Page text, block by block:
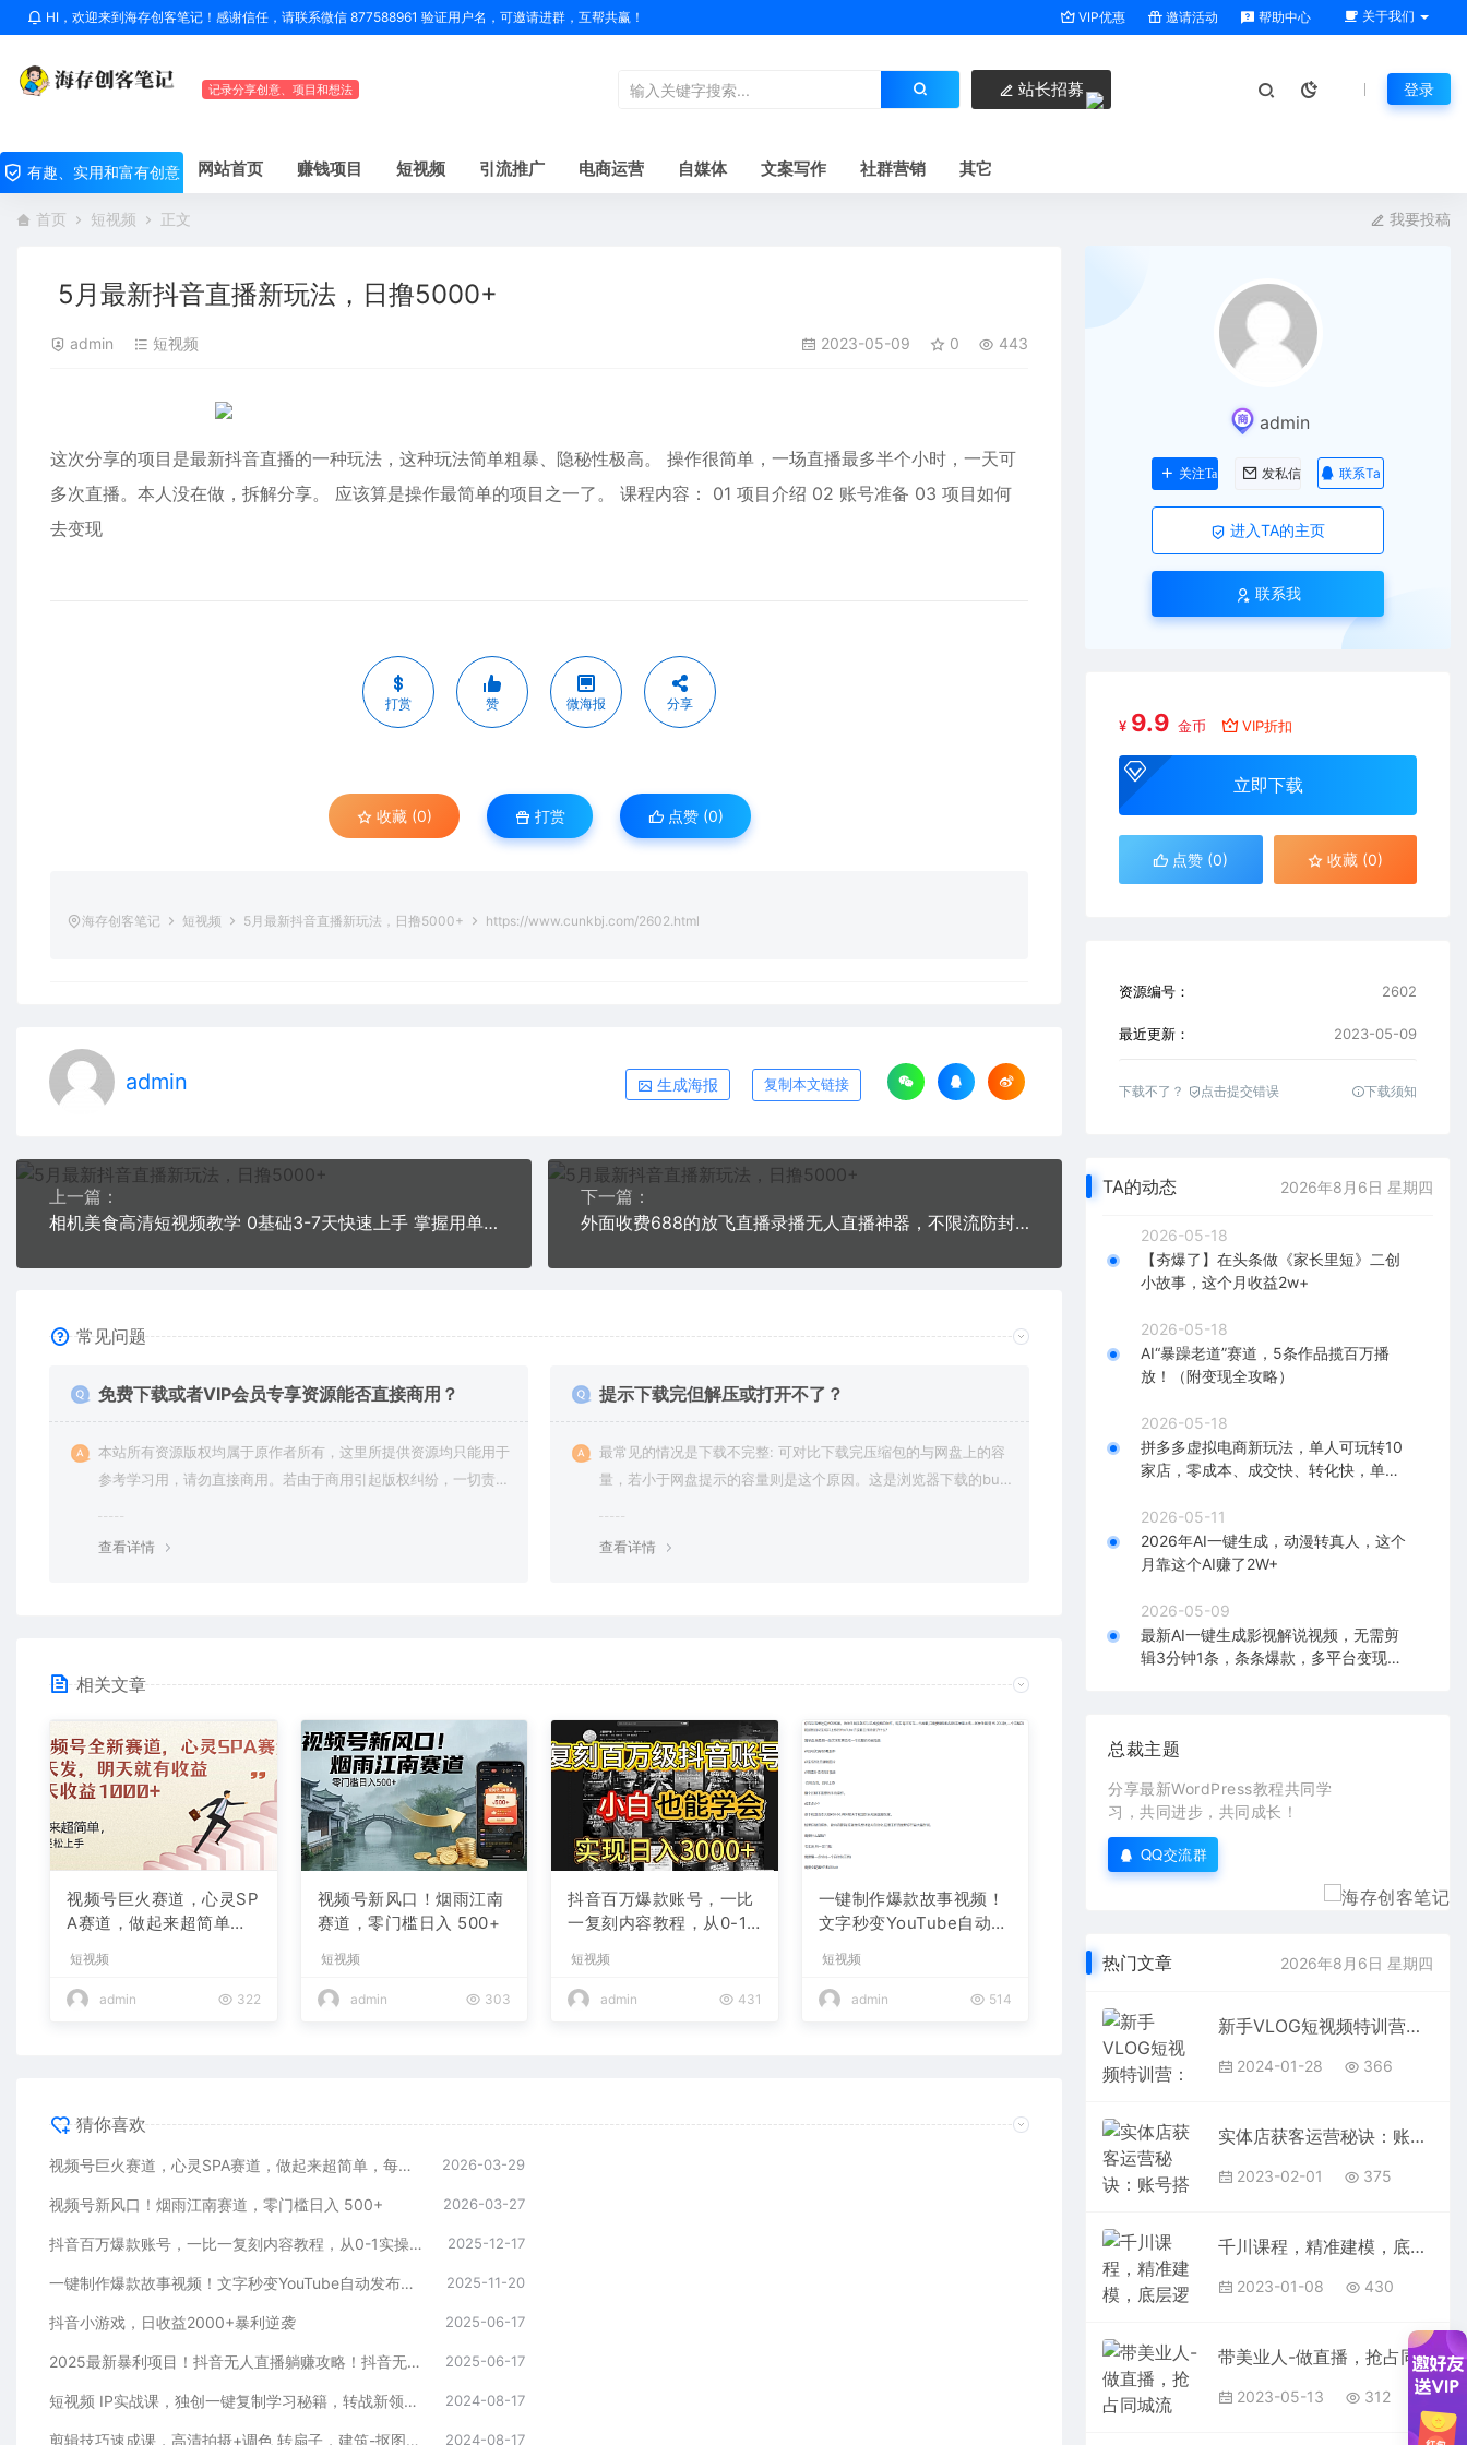
HI，欢迎来到海存创客笔记！感谢信任，请联系微信 877588961 验证用户名，可邀请进群，互帮共赢！ VIP优惠 邀请活动 帮助中心 关于我们
记录分享创意、项目和想法 站长招募 登录
有趣、实用和富有创意 网站首页 赚钱项目 短视频 引流推广 电商运营 自媒体 文案写作 社群营销 其它
首页 短视频 正文 我要投稿
5月最新抖音直播新玩法，日撸5000+
admin 短视频 2023-05-09 0 443
这次分享的项目是最新抖音直播的一种玩法，这种玩法简单粗暴、隐秘性极高。 操作很简单，一场直播最多半个小时，一天可
多次直播。本人没在做，拆解分享。 应该算是操作最简单的项目之一了。 课程内容： 01 项目介绍 02 账号准备 03 项目如何
去变现
打赏 赞 微海报 分享
收藏 (0) 打赏 点赞 (0)
海存创客笔记 短视频 5月最新抖音直播新玩法，日撸5000+ https://www.cunkbj.com/2602.html
admin 生成海报 复制本文链接
上一篇：
相机美食高清短视频教学 0基础3-7天快速上手 掌握用单反或者微单拍摄美食
下一篇：
外面收费688的放飞直播录播无人直播神器，不限流防封号支持多平台直播软件
常见问题
免费下载或者VIP会员专享资源能否直接商用？
本站所有资源版权均属于原作者所有，这里所提供资源均只能用于
参考学习用，请勿直接商用。若由于商用引起版权纠纷，一切责任
查看详情
提示下载完但解压或打开不了？
最常见的情况是下载不完整: 可对比下载完压缩包的与网盘上的容
量，若小于网盘提示的容量则是这个原因。这是浏览器下载的bu
查看详情
相关文章
视频号巨火赛道，心灵SP
A赛道，做起来超简单，
短视频
admin 322
视频号新风口！烟雨江南
赛道，零门槛日入 500+
短视频
admin 303
抖音百万爆款账号，一比
一复刻内容教程，从0-1
复制爆款，月入10w+
短视频
admin 431
一键制作爆款故事视频！
文字秒变YouTube自动发
短视频
admin 514
猜你喜欢
视频号巨火赛道，心灵SPA赛道，做起来超简单，每天收益800+ 2026-03-29
视频号新风口！烟雨江南赛道，零门槛日入 500+ 2026-03-27
抖音百万爆款账号，一比一复刻内容教程，从0-1实操课，小白也能学会，复制爆款，月入10w+ 2025-12-17
一键制作爆款故事视频！文字秒变YouTube自动发布的傻瓜式教程 2025-11-20
抖音小游戏，日收益2000+暴利逆袭 2025-06-17
2025最新暴利项目！抖音无人直播躺赚攻略！抖音无人直播3.0玩法！0门槛… 2025-06-17
短视频 IP实战课，独创一键复制学习秘籍，转战新领域，月赚五万轻松行 2024-08-17
剪辑技巧速成课，高清拍摄+调色 转扇子，建筑-抠图精通，新手秒变剪辑专家 2024-08-17
admin
关注Ta 发私信 联系Ta
进入TA的主页
联系我
¥ 9.9 金币 VIP折扣
立即下载
点赞 (0) 收藏 (0)
资源编号： 2602
最近更新： 2023-05-09
下载不了？ 点击提交错误 下载须知
TA的动态 2026年8月6日 星期四
2026-05-18
【夯爆了】在头条做《家长里短》二创
小故事，这个月收益2w+
2026-05-18
AI“暴躁老道”赛道，5条作品揽百万播
放！（附变现全攻略）
2026-05-18
拼多多虚拟电商新玩法，单人可玩转10
家店，零成本、成交快、转化快，单店
2026-05-11
2026年AI一键生成，动漫转真人，这个
月靠这个AI赚了2W+
2026-05-09
最新AI一键生成影视解说视频，无需剪
辑3分钟1条，条条爆款，多平台变现日
总裁主题
分享最新WordPress教程共同学
习，共同进步，共同成长！
QQ交流群
热门文章 2026年8月6日 星期四
新手VLOG短视频特训营：学会带货、好物、直播、中视频、赚Q方法（16节课）
2024-01-28 366
实体店获客运营秘诀：账号搭建-快速引流-团购拍摄-单品引爆同城技巧 等等
2023-02-01 375
千川课程，精准建模，底层逻辑，不同阶段投放思路，小店随心推如何投放
2023-01-08 430
带美业人-做直播，抢占同城流量，打造门店盈利闭环系统 从0到月销3000单
2023-05-13 312